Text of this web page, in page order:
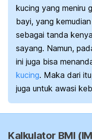
kucing yang meniru
bayi, yang
sebagai tanda
sayang. Namun,
ini juga bisa
kucing. Maka dari
juga untuk awasi
Kalkulator BMI